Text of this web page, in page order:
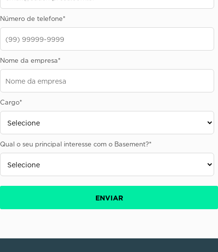
Número de telefone*
Nome da empresa*
Cargo*
Qual o seu principal interesse com o Basement?*